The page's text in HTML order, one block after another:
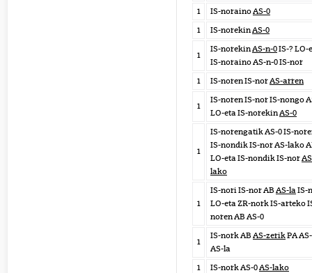
1
IS-norainoAS-0
1
IS-norekinAS-0
1
IS-norekinAS-n-0IS-? LO-
IS-noraino AS-n-0 IS-nor
1
IS-noren IS-norAS-arren
1
IS-noren IS-nor IS-nongo
LO-eta IS-norekinAS-0
1
IS-norengatik AS-0 IS-
IS-nondik IS-nor AS-lako
LO-eta IS-nondik IS-nor
lako
1
IS-nori IS-nor AB AS-laIS-
LO-eta ZR-nork IS-arteko
noren AB AS-0
1
IS-nork AB AS-zerikPA
AS-la
1
IS-nork AS-0AS-lako